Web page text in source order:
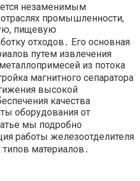
незаменимым
промышленности,
пищевую
отходов․ Его основная
путем извлечения
из потока
магнитного сепаратора
высокой
качества
оборудования от
мы подробно
работы железоотделителя
материалов․